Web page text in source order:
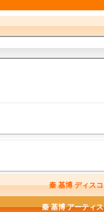
秦 基博 ディス
秦 基博 アーティ